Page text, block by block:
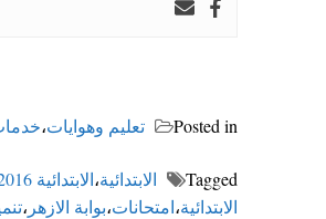
Posted in تعليم وهوايات،
Tagged الابتدائية،الابتدائية 2016
الابتدائية،امتحانات،بوابة الازهر ،